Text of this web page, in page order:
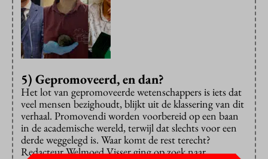
5) Gepromoveerd, en dan?
Het lot van gepromoveerde wetenschappers is iets dat
veel mensen bezighoudt, blijkt uit de klassering van dit
verhaal. Promovendi worden voorbereid op een baan
in de academische wereld, terwijl dat slechts voor een
derde weggelegd is. Waar komt de rest terecht?
Redacteur Welmoed Visser ging op zoek naar